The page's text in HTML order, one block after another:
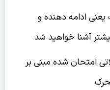
ادامه دهنده و
آشنا خواهید شد
امتحان شده مبنی بر